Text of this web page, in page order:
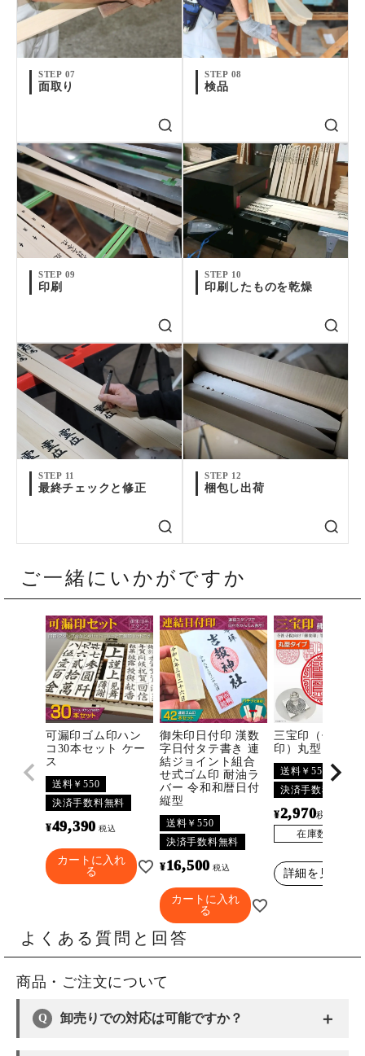
STEP 07
面取り
STEP 08
検品
STEP 09
印刷
STEP 10
印刷したものを乾燥
STEP 11
最終チェックと修正
STEP 12
梱包し出荷
ご一緒にいかがですか
可漏印ゴム印ハン
コ30本セット ケー
ス
送料￥550
決済手数料無料
¥49,390 税込
カートに入れ
る
御朱印日付印 漢数
字日付タテ書き 連
結ジョイント組合
せ式ゴム印 耐油ラ
バー 令和和暦日付
縦型
送料￥550
決済手数料無料
¥16,500 税込
カートに入れ
る
三宝印（佛法僧
印）丸型
送料￥550
決済手数料無料
¥2,970税込
在庫数
詳細を見る
よくある質問と回答
商品・ご注文について
卸売りでの対応は可能ですか？ ＋